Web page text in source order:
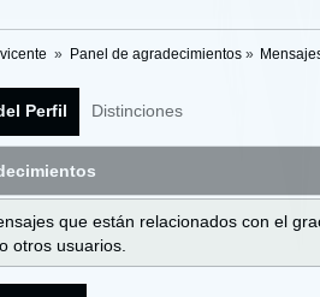
» Panel de agradecimientos»
Perfil Distinciones
que están relacionados con el
otros usuarios.